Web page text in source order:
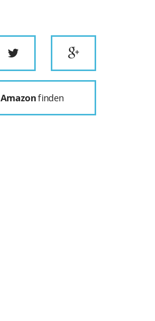
Amazonfinden